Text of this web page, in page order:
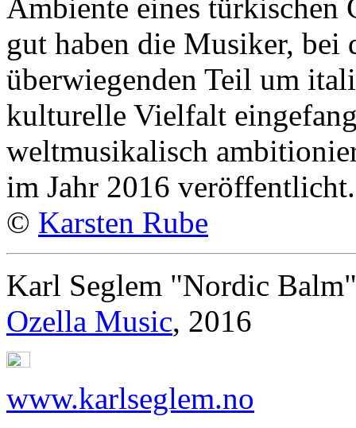
Ambiente eines türkischen
gut haben die Musiker, bei
überwiegenden Teil um
kulturelle Vielfalt
weltmusikalisch
im Jahr 2016 veröffentlicht.
© Karsten Rube
Karl Seglem "Nordic Balm"
Ozella Music, 2016
www.karlseglem.no